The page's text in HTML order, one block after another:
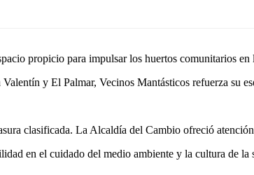
propicio para impulsar los huertos comunitarios
y El Palmar, Vecinos Mantásticos refuerza su
clasificada. La Alcaldía del Cambio ofreció
en el cuidado del medio ambiente y la cultura de